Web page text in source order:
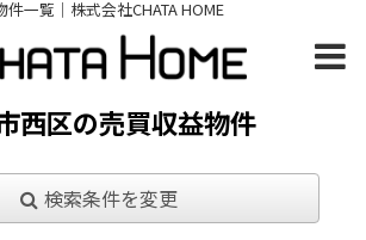
一覧｜株式会社CHATA HOME
西区の売買収益物件
検索条件を変更